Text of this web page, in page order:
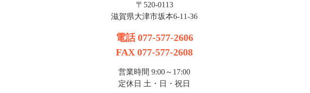
〒520-0113
滋賀県大津市坂本6-11-36
電話077-577-2606
FAX 077-577-2608
営業時間 9:00～17:00
定休日 土・日・祝日